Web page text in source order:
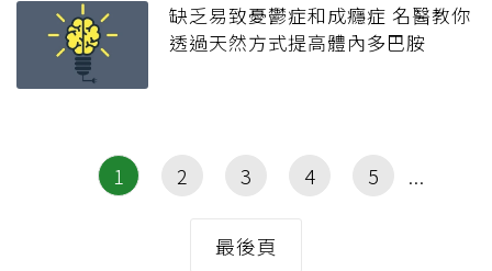
缺乏易致憂鬱症和成癮症 名醫教你
透過天然方式提高體內多巴胺
1 2 3 4 5
最後頁